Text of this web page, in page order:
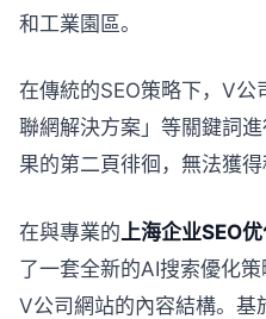
和工業園區。
在傳統的SEO策略下，V
聯網解決方案」等關鍵詞
果的第二頁徘徊，無法獲得
在與專業的 上海企业SEO
了一套全新的AI搜索優化
V公司網站的內容結構。基